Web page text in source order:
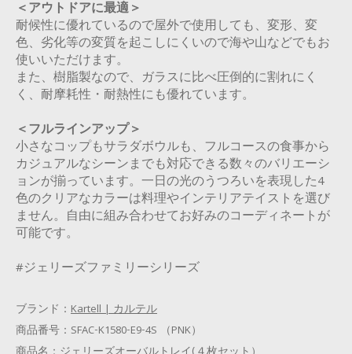
＜アウトドアに最適＞
耐候性に優れているので屋外で使用しても、変形、変
色、劣化等の変質を起こしにくいので海や山などでもお
使いいただけます。
また、樹脂製なので、ガラスに比べ圧倒的に割れにく
く、耐摩耗性・耐熱性にも優れています。
＜フルラインアップ＞
小さなコップもサラダボウルも、フルコースの食事から
カジュアルなシーンまでも対応できる数々のバリエーシ
ョンが揃っています。一日の光のうつろいを表現した4
色のクリアなカラーは料理やインテリアテイストを選び
ません。自由に組み合わせてお好みのコーディネートが
可能です。
#ジェリーズファミリーシリーズ
ブランド： Kartell | カルテル
商品番号： SFAC-K1580-E9-4S （PNK）